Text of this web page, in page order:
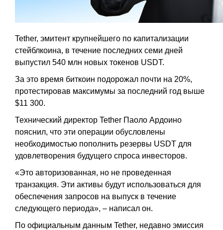
Tether, эмитент крупнейшего по капитализации
стейблкоина, в течение последних семи дней
выпустил 540 млн новых токенов USDT.
За это время биткоин подорожал почти на 20%,
протестировав максимумы за последний год выше
$11 300.
Технический директор Tether Паоло Ардоино
пояснил, что эти операции обусловлены
необходимостью пополнить резервы USDT для
удовлетворения будущего спроса инвесторов.
«Это авторизованная, но не проведенная
транзакция. Эти активы будут использоваться для
обеспечения запросов на выпуск в течение
следующего периода», – написал он.
По официальным данным Tether, недавно эмиссия